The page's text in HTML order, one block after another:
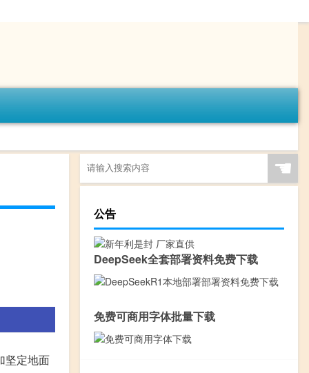
坚定地面
☚
公告
DeepSeek全套部署资料免费下载
免费可商用字体批量下载